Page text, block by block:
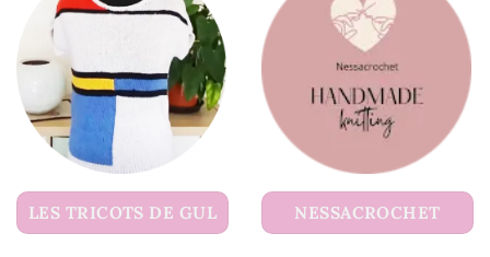
LES TRICOTS DE GUL NESSACROCHET